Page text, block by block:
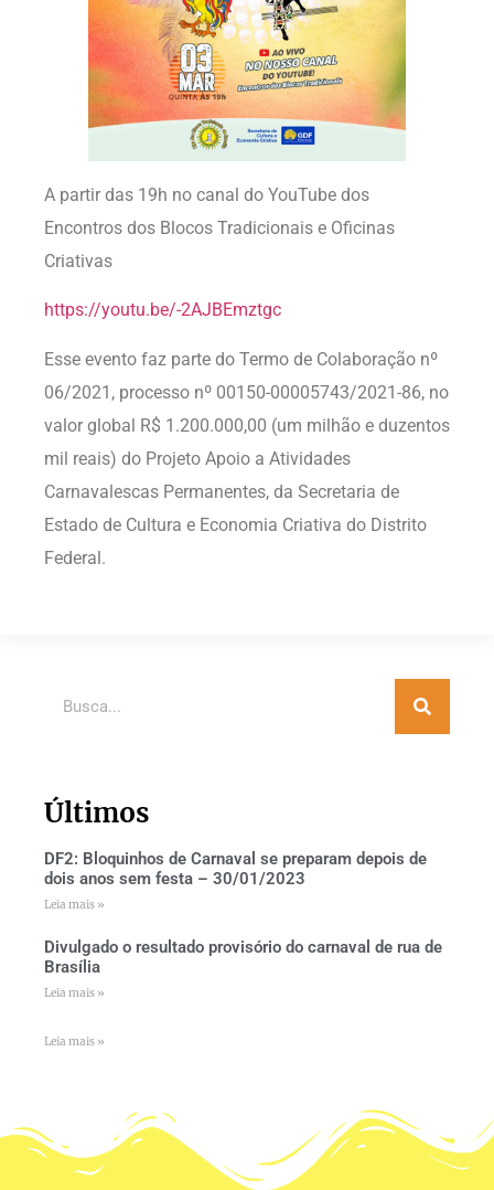
A partir das 19h no canal do YouTube dos
Encontros dos Blocos Tradicionais e Oficinas
Criativas
https://youtu.be/-2AJBEmztgc
Esse evento faz parte do Termo de Colaboração nº
06/2021, processo nº 00150-00005743/2021-86, no
valor global R$ 1.200.000,00 (um milhão e duzentos
mil reais) do Projeto Apoio a Atividades
Carnavalescas Permanentes, da Secretaria de
Estado de Cultura e Economia Criativa do Distrito
Federal.
Últimos
DF2: Bloquinhos de Carnaval se preparam depois de
dois anos sem festa – 30/01/2023
Leia mais »
Divulgado o resultado provisório do carnaval de rua de
Brasília
Leia mais »
Leia mais »